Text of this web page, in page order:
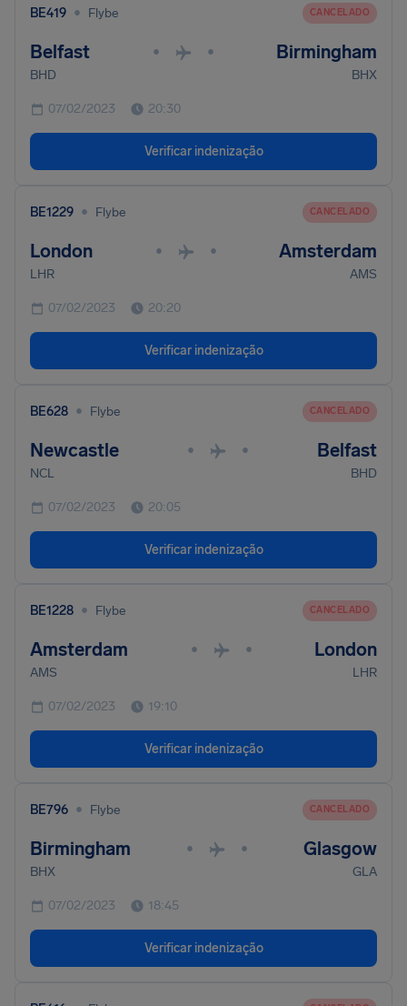
BE419 • Flybe CANCELADO
Belfast • • Birmingham
BHD BHX
07/02/2023 20:30
Verificar indenização
BE1229 • Flybe CANCELADO
London • • Amsterdam
LHR AMS
07/02/2023 20:20
Verificar indenização
BE628 • Flybe CANCELADO
Newcastle • • Belfast
NCL BHD
07/02/2023 20:05
Verificar indenização
BE1228 • Flybe CANCELADO
Amsterdam • • London
AMS LHR
07/02/2023 19:10
Verificar indenização
BE796 • Flybe CANCELADO
Birmingham • • Glasgow
BHX GLA
07/02/2023 18:45
Verificar indenização